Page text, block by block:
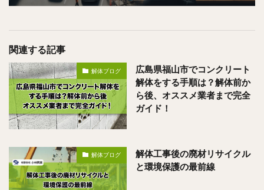
関連する記事
解体ブログ
広島県福山市でコンクリート
解体をする手順は？解体前か
ら後、オススメ業者まで完全
ガイド！
解体ブログ
解体工事後の廃材リサイクル
と環境保護の最前線